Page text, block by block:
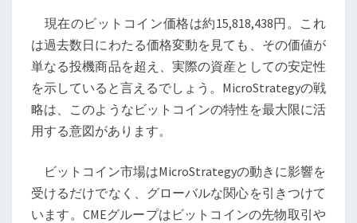
貨
市
場
の
高
る
心
現在のビットコイン価格は約15,818,438円。これ
は過去数日にわたる価格変動を見ても、その価値が
単なる投機商品を超え、実際の資産としての安定性
を示していると言えるでしょう。MicroStrategyの戦
略は、このようなビットコインの特性を最大限に活
用する意図があります。
ビットコイン市場はMicroStrategyの動きに影響を
受けるだけでなく、グローバルな関心を引きつけて
います。CMEグループはビットコインの先物取引や